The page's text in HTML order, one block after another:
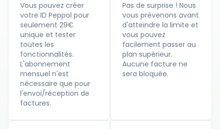
Vous pouvez créer
votre ID Peppol pour
seulement 29€
unique et tester
toutes les
fonctionnalités.
L'abonnement
mensuel n'est
nécessaire que pour
l'envoi/réception de
factures.
Pas de surprise ! Nous
vous prévenons avant
d'atteindre la limite et
vous pouvez
facilement passer au
plan supérieur.
Aucune facture ne
sera bloquée.